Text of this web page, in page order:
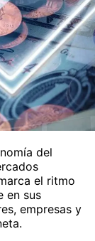
del
el ritmo
en sus
empresas y